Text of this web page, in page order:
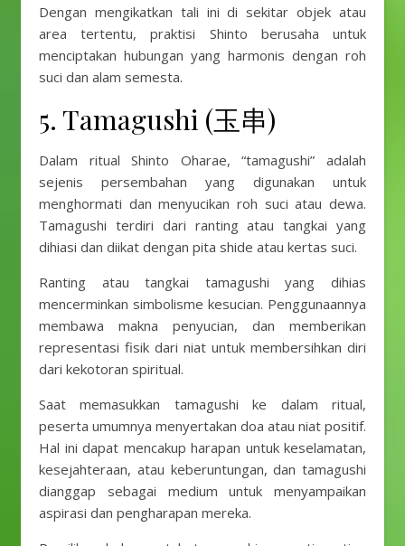
Dengan mengikatkan tali ini di sekitar objek atau
area tertentu, praktisi Shinto berusaha untuk
menciptakan hubungan yang harmonis dengan roh
suci dan alam semesta.
5. Tamagushi (玉串)
Dalam ritual Shinto Oharae, “tamagushi” adalah
sejenis persembahan yang digunakan untuk
menghormati dan menyucikan roh suci atau dewa.
Tamagushi terdiri dari ranting atau tangkai yang
dihiasi dan diikat dengan pita shide atau kertas suci.
Ranting atau tangkai tamagushi yang dihias
mencerminkan simbolisme kesucian. Penggunaannya
membawa makna penyucian, dan memberikan
representasi fisik dari niat untuk membersihkan diri
dari kekotoran spiritual.
Saat memasukkan tamagushi ke dalam ritual,
peserta umumnya menyertakan doa atau niat positif.
Hal ini dapat mencakup harapan untuk keselamatan,
kesejahteraan, atau keberuntungan, dan tamagushi
dianggap sebagai medium untuk menyampaikan
aspirasi dan pengharapan mereka.